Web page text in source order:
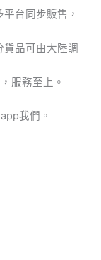
台同步販售，
品可由大陸調
服務至上。
我們。